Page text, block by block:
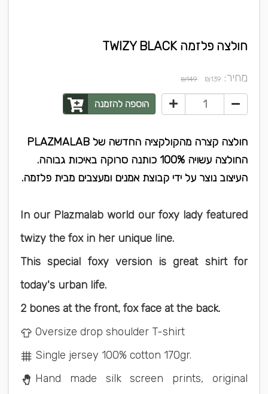
חולצה פלזמה TWIZY BLACK
מחיר: ₪139
₪149
הוספה להזמנה
חולצה קצרה מהקולקציה החדשה של PLAZMALAB
החולצה עשויה 100% כותנה סרוקה באיכות גבוהה.
העיצוב נוצר על ידי קבוצת אמנים ומעצבים מבית פלזמה.
In our Plazmalab world our foxy lady featured
twizy the fox in her unique line.
This special foxy version is great shirt for
today's urban life.
2 bones at the front, fox face at the back.
Oversize drop shoulder T-shirt
Single jersey 100% cotton 170gr.
Hand made silk screen prints, original